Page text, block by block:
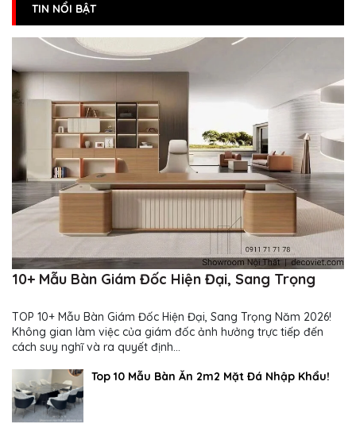
TIN NỔI BẬT
10+ Mẫu Bàn Giám Đốc Hiện Đại, Sang Trọng
TOP 10+ Mẫu Bàn Giám Đốc Hiện Đại, Sang Trọng Năm 2026!
Không gian làm việc của giám đốc ảnh hưởng trực tiếp đến
cách suy nghĩ và ra quyết định...
Top 10 Mẫu Bàn Ăn 2m2 Mặt Đá Nhập Khẩu!